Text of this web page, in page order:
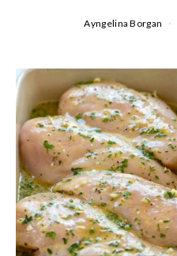
Ayngelina Borgan